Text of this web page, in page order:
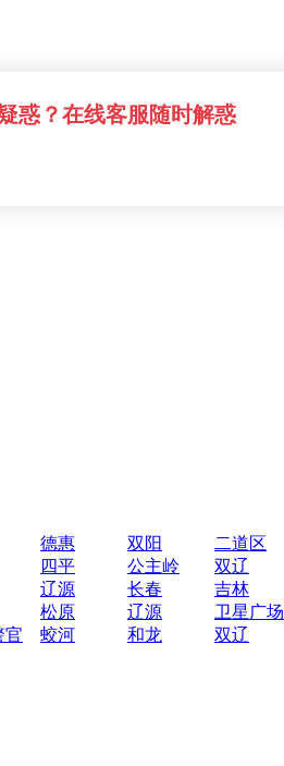
惑？在线客服随时解惑
德惠 双阳 二道区
四平 公主岭 双辽
辽源 长春 吉林
松原 辽源 卫星广场
官 蛟河 和龙 双辽